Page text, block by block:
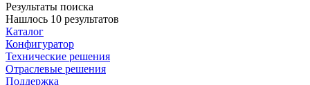
Результаты поиска
Нашлось 10 результатов
Каталог
Конфигуратор
Технические решения
Отраслевые решения
Поддержка